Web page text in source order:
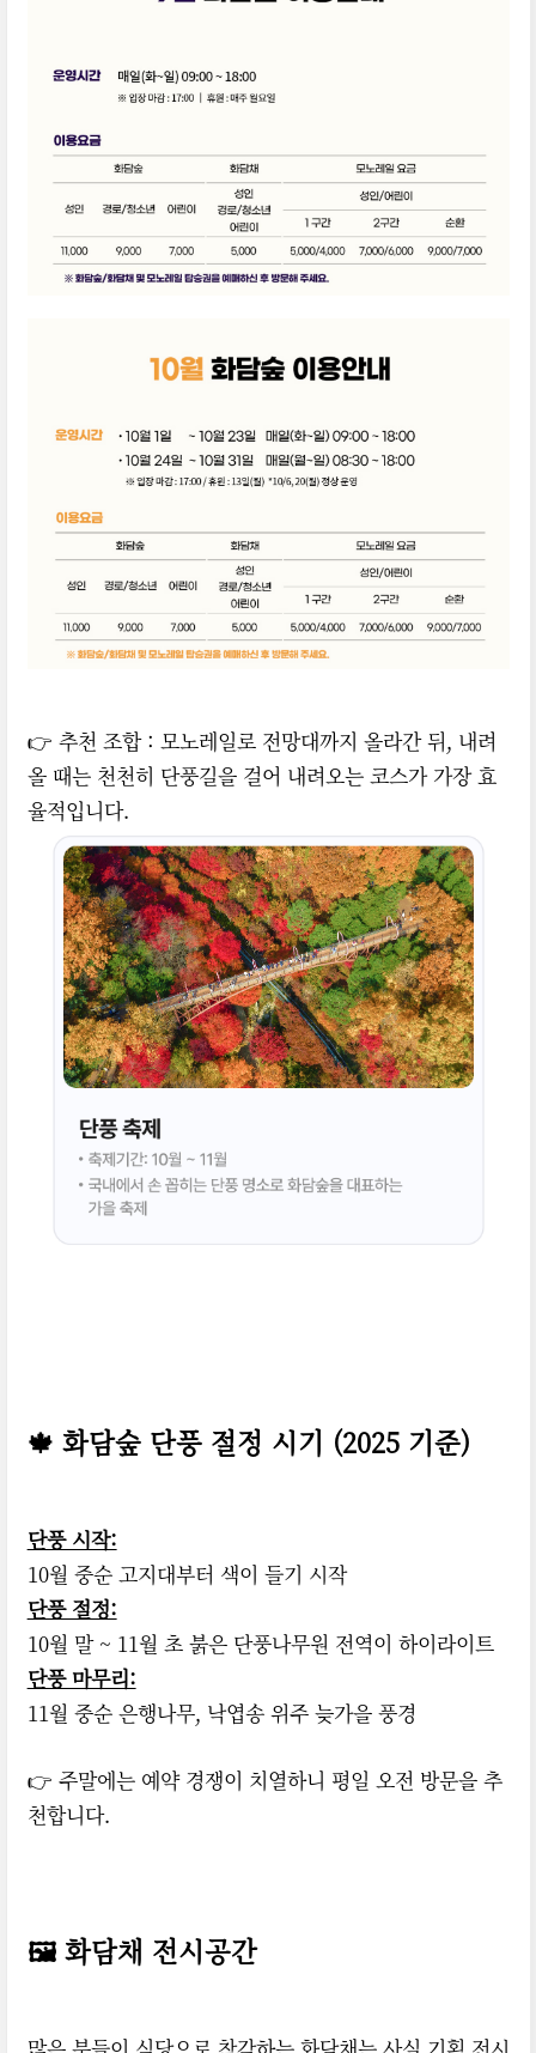
👉 추천 조합 : 모노레일로 전망대까지 올라간 뒤, 내려
올 때는 천천히 단풍길을 걸어 내려오는 코스가 가장 효
율적입니다.
🍁 화담숲 단풍 절정 시기 (2025 기준)
단풍 시작:
10월 중순 고지대부터 색이 들기 시작
단풍 절정:
10월 말 ~ 11월 초 붉은 단풍나무원 전역이 하이라이트
단풍 마무리:
11월 중순 은행나무, 낙엽송 위주 늦가을 풍경
👉 주말에는 예약 경쟁이 치열하니 평일 오전 방문을 추
천합니다.
🖼 화담채 전시공간